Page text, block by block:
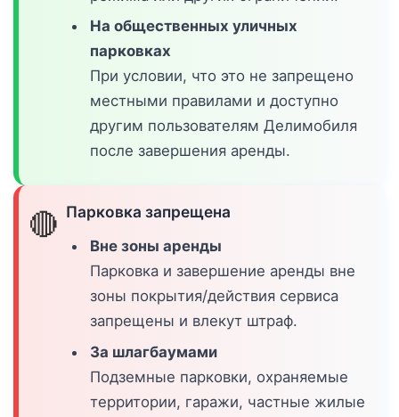
На общественных уличных
парковках
При условии, что это не запрещено
местными правилами и доступно
другим пользователям Делимобиля
после завершения аренды.
🔴 Парковка запрещена
Вне зоны аренды
Парковка и завершение аренды вне
зоны покрытия/действия сервиса
запрещены и влекут штраф.
За шлагбаумами
Подземные парковки, охраняемые
территории, гаражи, частные жилые